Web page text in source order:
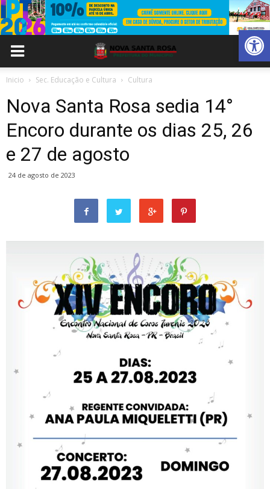
Abrir
Inicio Sec. Educação e Cultura Cultura
Nova Santa Rosa sedia 14°
Encoro durante os dias 25, 26
e 27 de agosto
24 de agosto de 2023